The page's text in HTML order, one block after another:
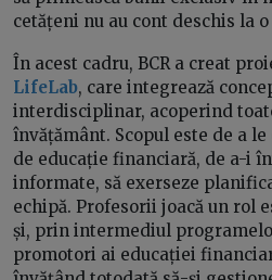
cetățeni nu au cont deschis la
În acest cadru, BCR a creat
LifeLab, care integrează
interdisciplinar, acoperind
învățământ. Scopul este de a
de educație financiară, de a-i
informate, să exerseze
echipă. Profesorii joacă un rol
și, prin intermediul
promotori ai educației